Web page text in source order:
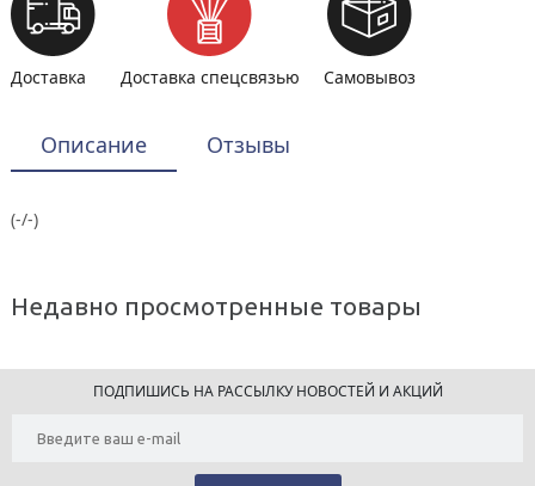
Доставка Доставка спецсвязью Самовывоз
Описание Отзывы
(-/-)
Недавно просмотренные товары
ПОДПИШИСЬ НА РАССЫЛКУ НОВОСТЕЙ И АКЦИЙ